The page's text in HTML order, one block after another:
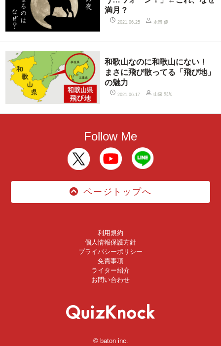
満月？
2021.06.25 永岡 優
和歌山なのに和歌山にない！
まさに飛び散ってる「飛び地」
の魅力
2021.06.17 山森 彩加
Follow Me
ページトップへ
利用規約
個人情報保護方針
プライバシーポリシー
免責事項
ライター紹介
お問い合わせ
© baton inc.